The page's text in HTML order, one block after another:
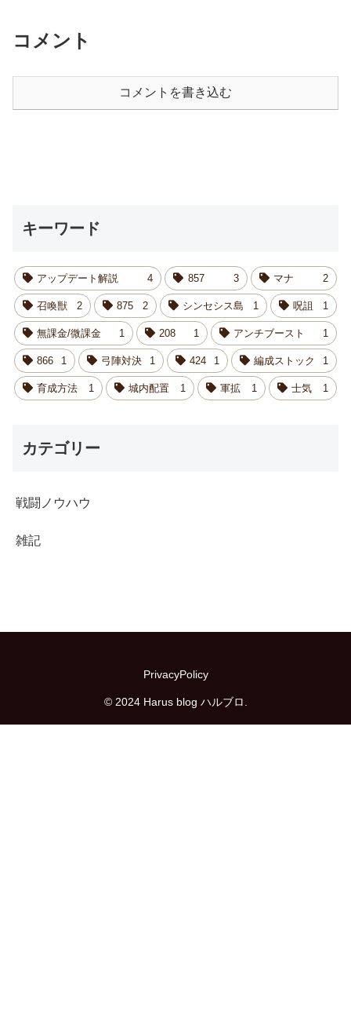
コメント
コメントを書き込む
キーワード
アップデート解説 4 857 3 マナ 2
召喚獣 2 875 2 シンセシス島 1 呪詛 1
無課金/微課金 1 208 1 アンチブースト 1
866 1 弓陣対決 1 424 1 編成ストック 1
育成方法 1 城内配置 1 軍拡 1 士気 1
カテゴリー
戦闘ノウハウ
雑記
PrivacyPolicy
© 2024 Harus blog ハルブロ.